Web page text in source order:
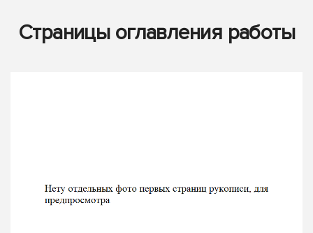
Страницы оглавления работы